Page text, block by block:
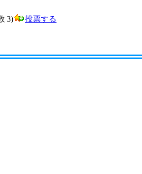
3)
投票する